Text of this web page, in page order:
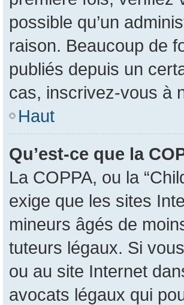
possible qu’un
raison. Beaucoup de
publiés depuis un
cas, inscrivez-vous à
Haut
Qu’est-ce que la
La COPPA, ou la
exige que les sites
mineurs âgés de
tuteurs légaux. Si
ou au site Internet
avocats légaux qui